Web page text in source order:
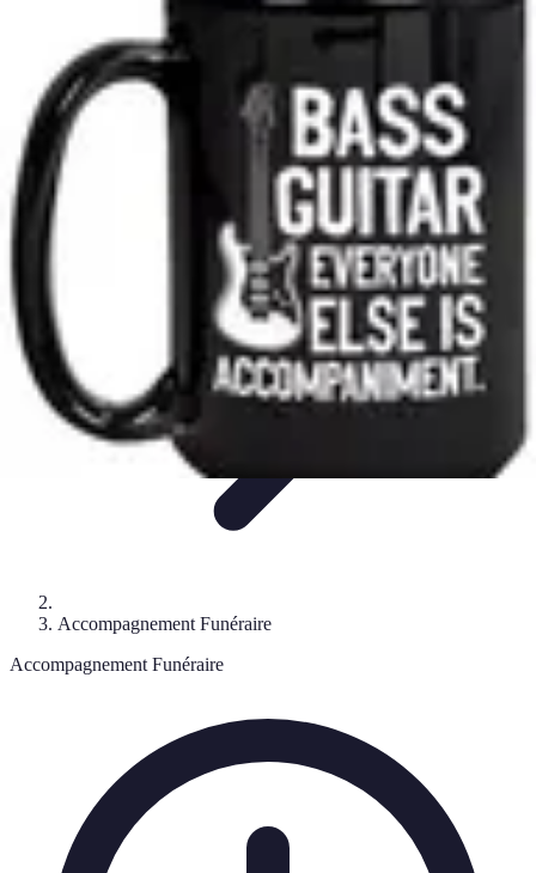
Accompagnement Funéraire
Accompagnement Funéraire
Choix de l'accompagnement
ConseilsConseils Pratiques
Accompagnement Funéraire
Accompagnement Funéraire
Accompagnement Funéraire